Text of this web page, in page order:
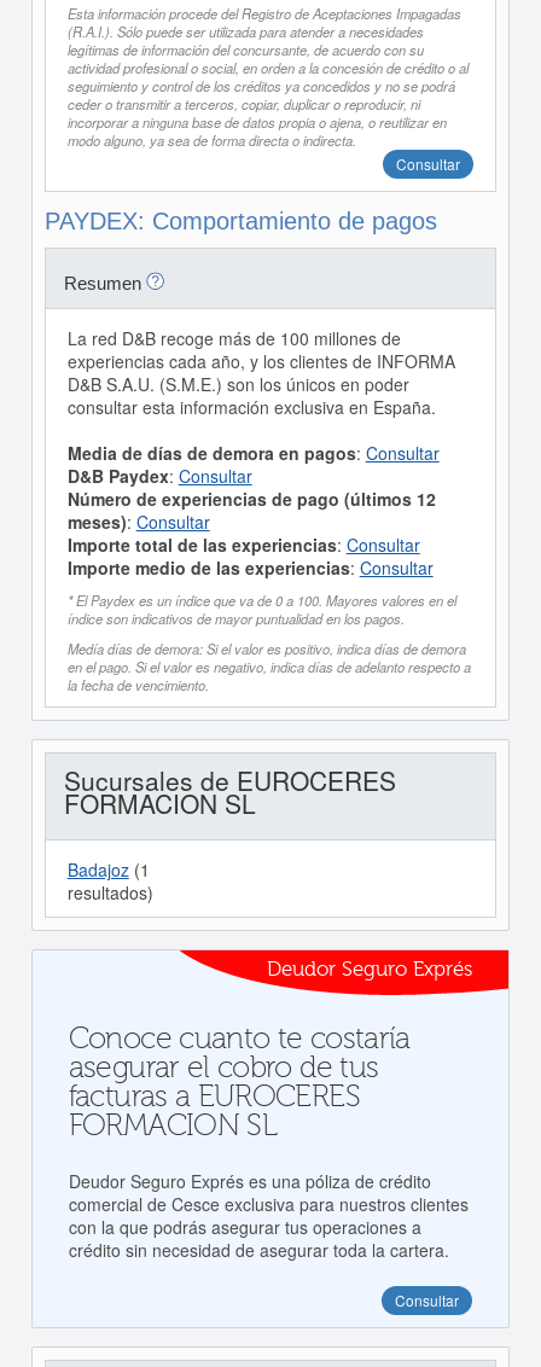
Esta información procede del Registro de Aceptaciones Impagadas
(R.A.I.). Sólo puede ser utilizada para atender a necesidades
legítimas de información del concursante, de acuerdo con su
actividad profesional o social, en orden a la concesión de crédito o al
seguimiento y control de los créditos ya concedidos y no se podrá
ceder o transmitir a terceros, copiar, duplicar o reproducir, ni
incorporar a ninguna base de datos propia o ajena, o reutilizar en
modo alguno, ya sea de forma directa o indirecta.
Consultar
PAYDEX: Comportamiento de pagos
Resumen
La red D&B recoge más de 100 millones de
experiencias cada año, y los clientes de INFORMA
D&B S.A.U. (S.M.E.) son los únicos en poder
consultar esta información exclusiva en España.
Media de días de demora en pagos: Consultar
D&B Paydex: Consultar
Número de experiencias de pago (últimos 12
meses): Consultar
Importe total de las experiencias: Consultar
Importe medio de las experiencias: Consultar
* El Paydex es un índice que va de 0 a 100. Mayores valores en el
índice son indicativos de mayor puntualidad en los pagos.
Medía días de demora: Si el valor es positivo, indica días de demora
en el pago. Si el valor es negativo, indica días de adelanto respecto a
la fecha de vencimiento.
Sucursales de EUROCERES
FORMACION SL
Badajoz(1
resultados)
Deudor Seguro Exprés
Conoce cuanto te costaría
asegurar el cobro de tus
facturas a EUROCERES
FORMACION SL
Deudor Seguro Exprés es una póliza de crédito
comercial de Cesce exclusiva para nuestros clientes
con la que podrás asegurar tus operaciones a
crédito sin necesidad de asegurar toda la cartera.
Consultar